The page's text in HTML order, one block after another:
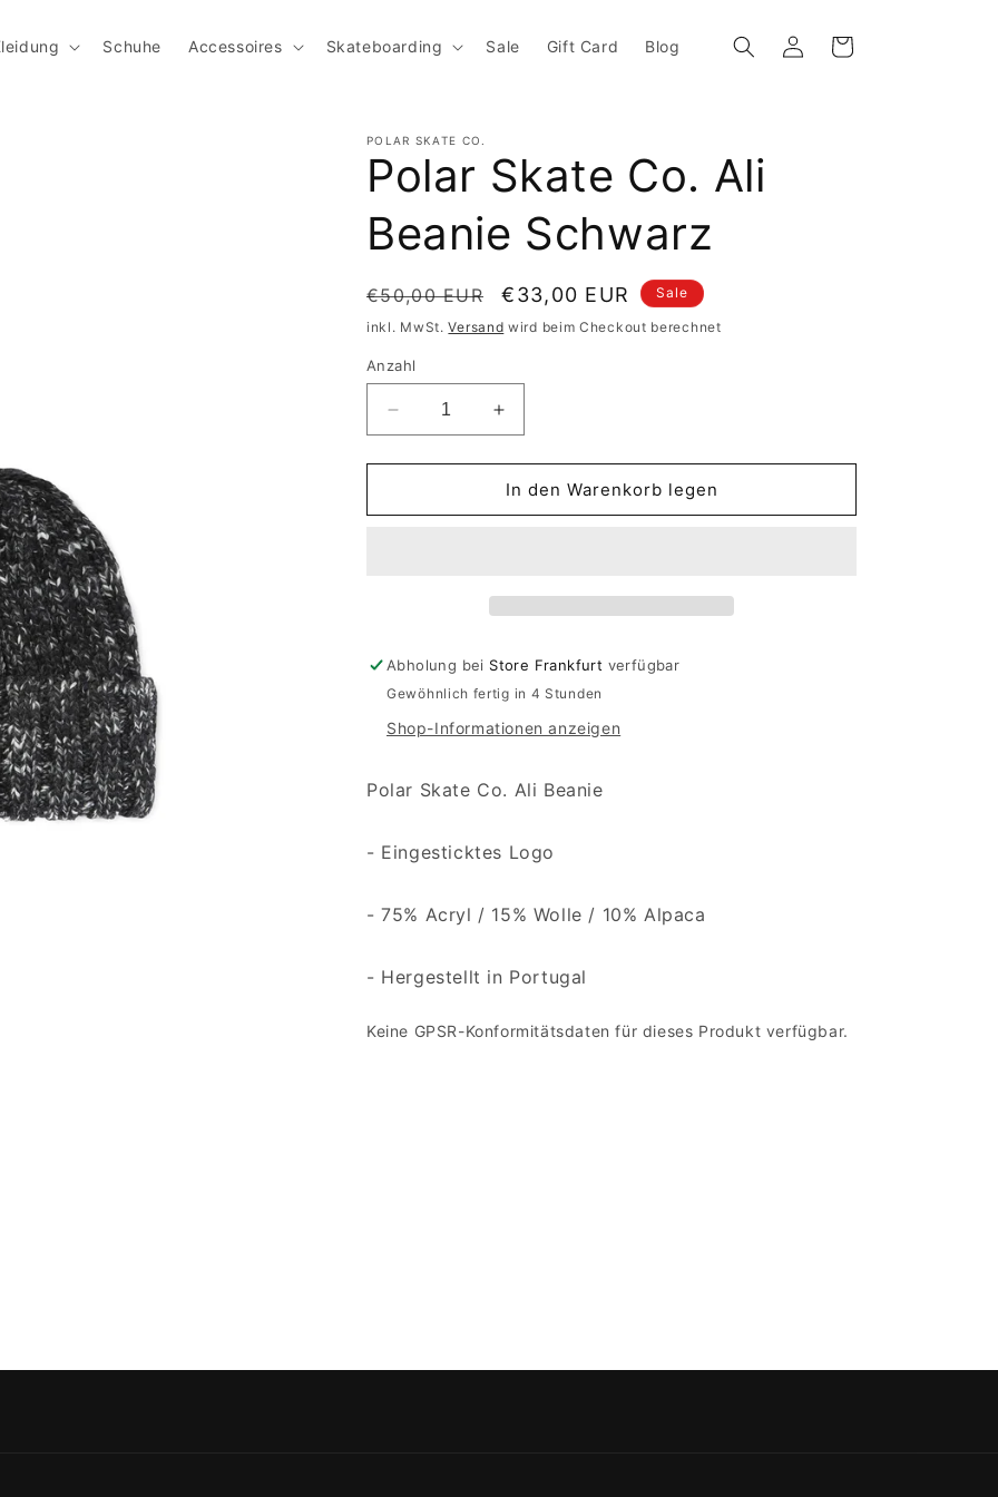
Schuhe Accessoires Skateboarding Sale Gift Card Blog EinloggenWarenkorb
POLAR SKATE CO.
Polar Skate Co. Ali
Beanie Schwarz
Normaler Preis
€50,00 EUR Sale Preis
€33,00 EUR Sale
inkl. MwSt.Versand wird beim Checkout berechnet
Anzahl
Verringere die Menge für Polar Skate Co. Ali Beanie Schwarz
Erhöhe die Menge für Polar Skate Co. Ali Beanie
In den Warenkorb legen
Abholung bei Store Frankfurt verfügbar
Gewöhnlich fertig in 4 Stunden
Shop-Informationen anzeigen
Polar Skate Co. Ali Beanie
- Eingesticktes Logo
-75% Acryl / 15% Wolle / 10% Alpaca
- Hergestellt in Portugal
Keine GPSR-Konformitätsdaten für dieses Produkt verfügbar.